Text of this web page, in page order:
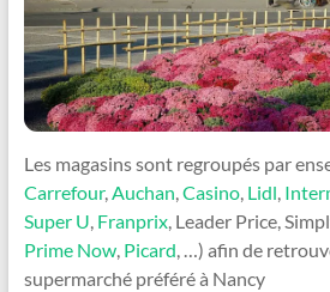
Les magasins sont regroupés par
Carrefour,Auchan,Casino, Lidl,
Super U, Franprix, Leader Price,
Prime Now, Picard, …) afin de
supermarché préféré à Nancy